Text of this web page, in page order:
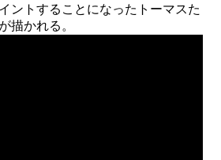
ントすることになったトーマスた
描かれる。